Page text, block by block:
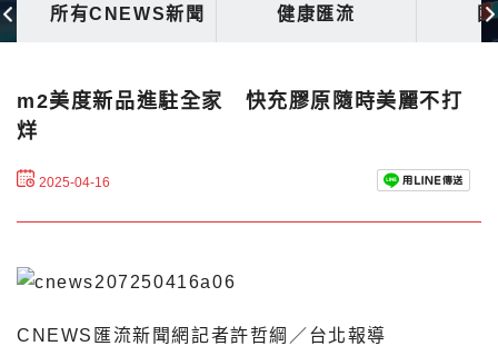
所有CNEWS新聞 健康匯流
m2美度新品進駐全家 快充膠原隨時美麗不打
烊
2025-04-16
CNEWS匯流新聞網記者許哲綱／台北報導